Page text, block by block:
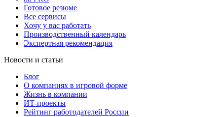
Готовое резюме
Все сервисы
Хочу у вас работать
Производственный календарь
Экспертная рекомендация
Новости и статьи
Блог
О компаниях в игровой форме
Жизнь в компании
ИТ-проекты
Рейтинг работодателей России